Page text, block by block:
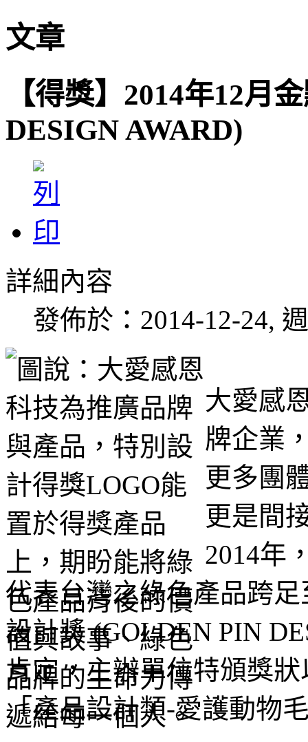
文章
【得獎】2014年12月
DESIGN AWARD)
詳細內容
發佈於：2014-12-24,
大愛感
牌企業
更多團
更是間
2014年
代表台灣之綠色產品跨
設計獎 (GOLDEN PIN
肯定，主辦單位特頒獎
「產品設計類-愛護動物